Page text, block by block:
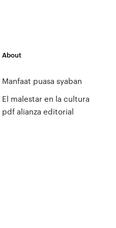
About
Manfaat puasa syaban
El malestar en la cultura
pdf alianza editorial